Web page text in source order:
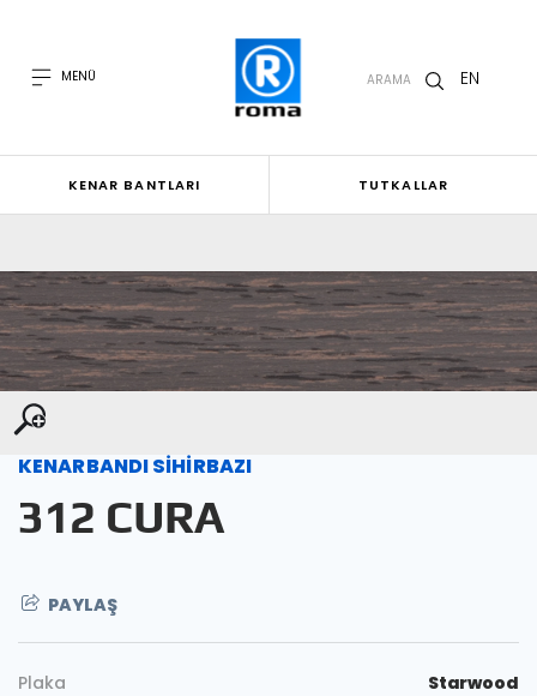
MENÜ ARAMA EN
KENAR BANTLARI TUTKALLAR
KENARBANDI SİHİRBAZI
312 CURA
PAYLAŞ
Plaka Starwood